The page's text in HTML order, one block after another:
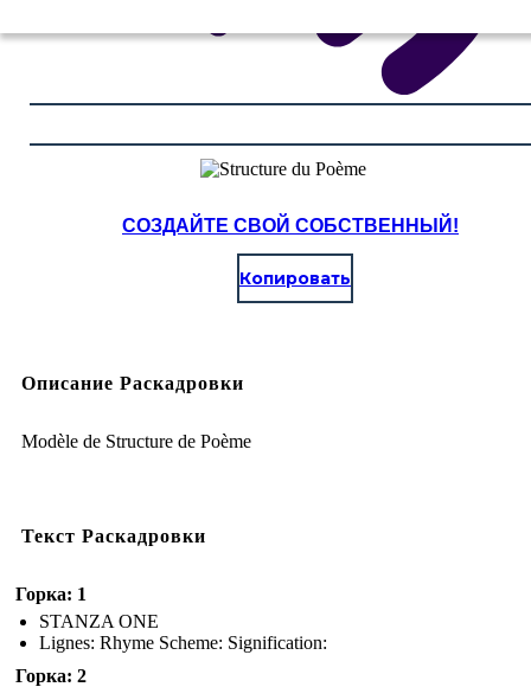
СОЗДАЙТЕ СВОЙ СОБСТВЕННЫЙ!
Копировать
Описание Раскадровки
Modèle de Structure de Poème
Текст Раскадровки
Горка: 1
STANZA ONE
Lignes: Rhyme Scheme: Signification:
Горка: 2